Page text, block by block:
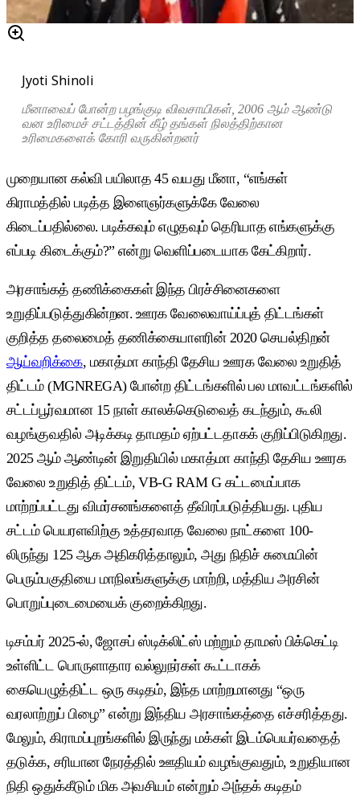
Jyoti Shinoli
மீனாவைப் போன்ற பழங்குடி விவசாயிகள், 2006 ஆம் ஆண்டு
வன உரிமைச் சட்டத்தின் கீழ் தங்கள் நிலத்திற்கான
உரிமைகளைக் கோரி வருகின்றனர்
முறையான கல்வி பயிலாத 45 வயது மீனா, “எங்கள்
கிராமத்தில் படித்த இளைஞர்களுக்கே வேலை
கிடைப்பதில்லை. படிக்கவும் எழுதவும் தெரியாத எங்களுக்கு
எப்படி கிடைக்கும்?” என்று வெளிப்படையாக கேட்கிறார்.
அரசாங்கத் தணிக்கைகள் இந்த பிரச்சினைகளை
உறுதிப்படுத்துகின்றன. ஊரக வேலைவாய்ப்புத் திட்டங்கள்
குறித்த தலைமைத் தணிக்கையாளரின் 2020 செயல்திறன்
ஆய்வறிக்கை, மகாத்மா காந்தி தேசிய ஊரக வேலை உறுதித்
திட்டம் (MGNREGA) போன்ற திட்டங்களில் பல மாவட்டங்களில்
சட்டப்பூர்வமான 15 நாள் காலக்கெடுவைத் கடந்தும், கூலி
வழங்குவதில் அடிக்கடி தாமதம் ஏற்பட்டதாகக் குறிப்பிடுகிறது.
2025 ஆம் ஆண்டின் இறுதியில் மகாத்மா காந்தி தேசிய ஊரக
வேலை உறுதித் திட்டம், VB-G RAM G கட்டமைப்பாக
மாற்றப்பட்டது விமர்சனங்களைத் தீவிரப்படுத்தியது. புதிய
சட்டம் பெயரளவிற்கு உத்தரவாத வேலை நாட்களை 100-
லிருந்து 125 ஆக அதிகரித்தாலும், அது நிதிச் சுமையின்
பெரும்பகுதியை மாநிலங்களுக்கு மாற்றி, மத்திய அரசின்
பொறுப்புடைமையைக் குறைக்கிறது.
டிசம்பர் 2025-ல், ஜோசப் ஸ்டிக்லிட்ஸ் மற்றும் தாமஸ் பிக்கெட்டி
உள்ளிட்ட பொருளாதார வல்லுநர்கள் கூட்டாகக்
கையெழுத்திட்ட ஒரு கடிதம், இந்த மாற்றமானது “ஒரு
வரலாற்றுப் பிழை” என்று இந்திய அரசாங்கத்தை எச்சரித்தது.
மேலும், கிராமப்புறங்களில் இருந்து மக்கள் இடம்பெயர்வதைத்
தடுக்க, சரியான நேரத்தில் ஊதியம் வழங்குவதும், உறுதியான
நிதி ஒதுக்கீடும் மிக அவசியம் என்றும் அந்தக் கடிதம்